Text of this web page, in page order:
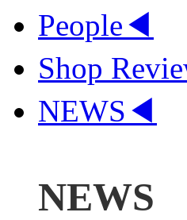
People◀
Shop
NEWS ◀
NEWS